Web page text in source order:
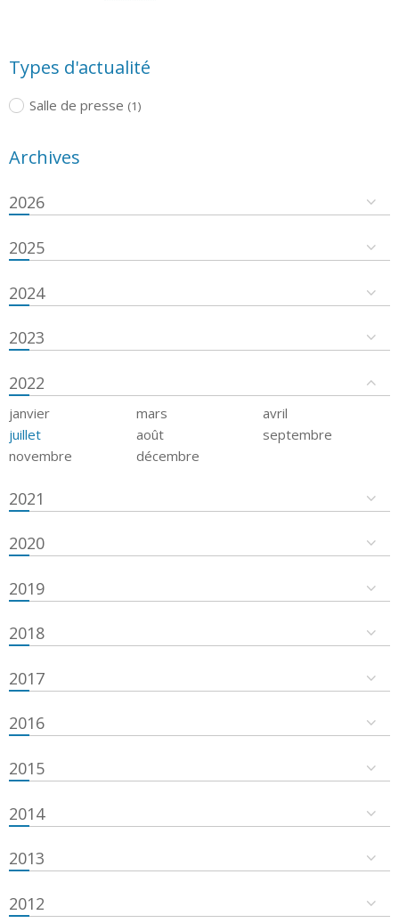
Types d'actualité
Salle de presse (1)
Archives
2026
2025
2024
2023
2022
janvier mars
avril
juillet
août
septembre
novembre
décembre
2021
2020
2019
2018
2017
2016
2015
2014
2013
2012